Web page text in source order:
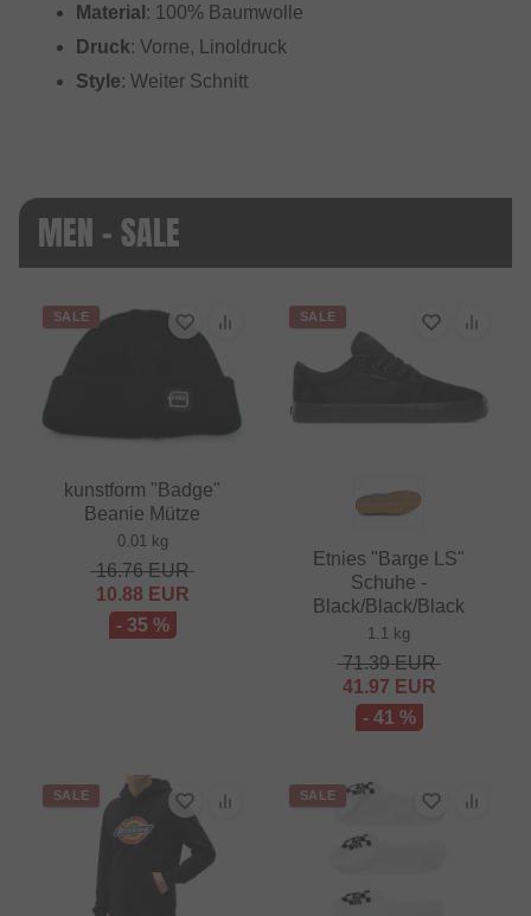
Material : 100% Baumwolle
Druck: Vorne, Linoldruck
Style: Weiter Schnitt
MEN - SALE
SALE
kunstform "Badge"
Beanie Mütze
0.01 kg
16.76EUR
10.88 EUR
- 35 %
SALE
Etnies "Barge LS"
Schuhe -
Black/Black/Black
1.1 kg
71.39EUR
41.97 EUR
- 41 %
SALE SALE